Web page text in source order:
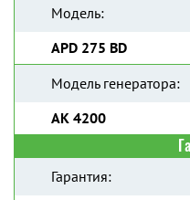
Модель:
APD 275 BD
Модель генератора:
AK 4200
Гарантия: